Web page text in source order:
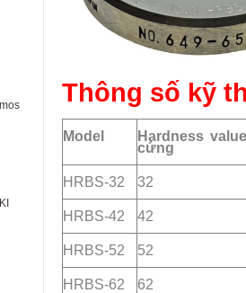
Thông số kỹ
Model Hardness
cứng
HRBS-32 32
HRBS-42 42
HRBS-52 52
HRBS-62 62